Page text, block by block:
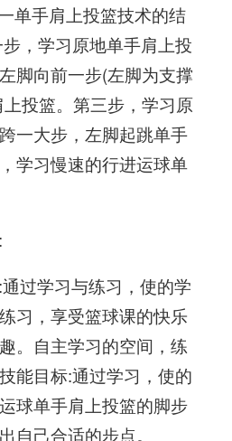
单手肩上投篮技术的结
，学习原地单手肩上投
脚向前一步(左脚为支撑
投篮。第三步，学习原
一大步，左脚起跳单手
学习慢速的行进运球单
过学习与练习，使的学
习，享受篮球课的快乐
。自主学习的空间，练
能目标:通过学习，使的
球单手肩上投篮的脚步
自己合适的步点。